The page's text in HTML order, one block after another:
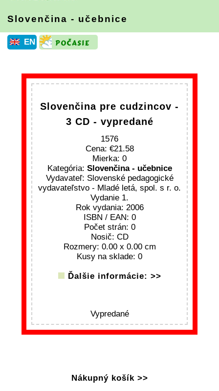
Slovenčina - učebnice
EN
Slovenčina pre cudzincov -
3 CD - vypredané
1576
Cena:
21.58
Mierka: 0
Kategória: Slovenčina - učebnice
Vydavateľ: Slovenské pedagogické
vydavateľstvo - Mladé letá, spol. s r. o.
Vydanie 1.
Rok vydania: 2006
ISBN / EAN: 0
Počet strán: 0
Nosič: CD
Rozmery: 0.00 x 0.00 cm
Kusy na sklade: 0
Ďalšie informácie: >>
Vypredané
Nákupný košík >>